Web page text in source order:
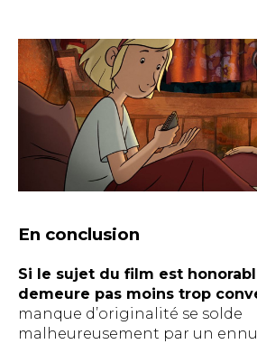
En conclusion
Si le sujet du film est
demeure pas moins trop
manque d’originalité se solde
malheureusement par un